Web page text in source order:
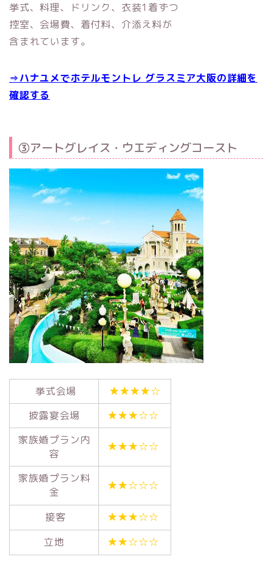
挙式、料理、ドリンク、衣装1着ずつ
控室、会場費、着付料、介添え料が
含まれています。
⇒ハナユメでホテルモントレ グラスミア大阪の詳細を
確認する
③アートグレイス・ウエディングコースト
挙式会場
★★★★☆
披露宴会場
★★★☆☆
家族婚プラン内
容
★★★☆☆
家族婚プラン料
金
★★☆☆☆
接客
★★★☆☆
立地
★★☆☆☆